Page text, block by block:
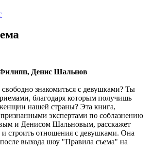
Денис Шальнов
знакомиться с девушками? Ты
благодаря которым получишь
нашей страны? Эта книга,
экспертами по соблазнению
и Денисом Шальновым, расскажет
и строить отношения с девушками. Она
после выхода шоу "Правила съема" на